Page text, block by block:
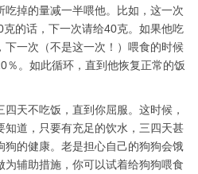
掉的量减一半喂他。比如，这一次
的话，下一次请给40克。如果他吃
一次（不是这一次！）喂食的时候
％。如此循环，直到他恢复正常的饭
天不吃饭，直到你屈服。这时候，
道，只要有充足的饮水，三四天甚
的健康。老是担心自己的狗狗会饿
辅助措施，你可以试着给狗狗喂食